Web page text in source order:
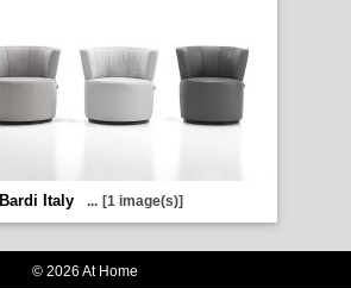
Bardi Italy ... [1 image(s)]
© 2026 At Home